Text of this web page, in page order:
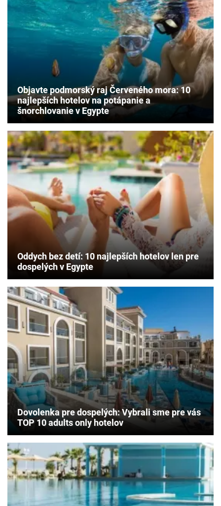
prekvapenia.
Objavte podmorský raj Červeného mora: 10
najlepších hotelov na potápanie a
šnorchlovanie v Egypte
Oddych bez detí: 10 najlepších hotelov len pre
dospelých v Egypte
Dovolenka pre dospelých: Vybrali sme pre vás
TOP 10 adults only hotelov